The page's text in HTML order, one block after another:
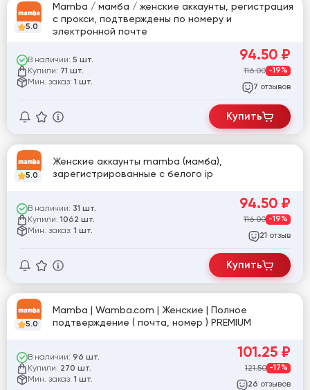
5.0
Mamba / мамба / женские аккаунты, регистрация
с прокси, подтверждены по номеру и
электронной почте
В наличии: 5 шт.
Купили: 71 шт.
Мин. заказ: 1 шт.
94.50 ₽
116.00 -19%
7 отзывов
Купить
5.0
Женские аккаунты mamba (мамба),
зарегистрированные с белого ip
В наличии: 31 шт.
Купили: 1062 шт.
Мин. заказ: 1 шт.
94.50 ₽
116.00 -19%
21 отзыв
Купить
5.0
Mamba | Wamba.com | Женские | Полное
подтверждение ( почта, номер ) PREMIUM
В наличии: 96 шт.
Купили: 270 шт.
Мин. заказ: 1 шт.
101.25 ₽
121.50 -17%
26 отзывов